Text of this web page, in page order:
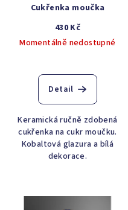
Cukřenka moučka
430 Kč
Momentálně nedostupné
Detail
Keramická ručně zdobená
cukřenka na cukr moučku.
Kobaltová glazura a bílá
dekorace.